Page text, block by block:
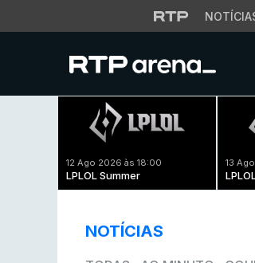
12 Ago 2026 às 18:00
LPLOL Summer
13
NOTÍCIAS